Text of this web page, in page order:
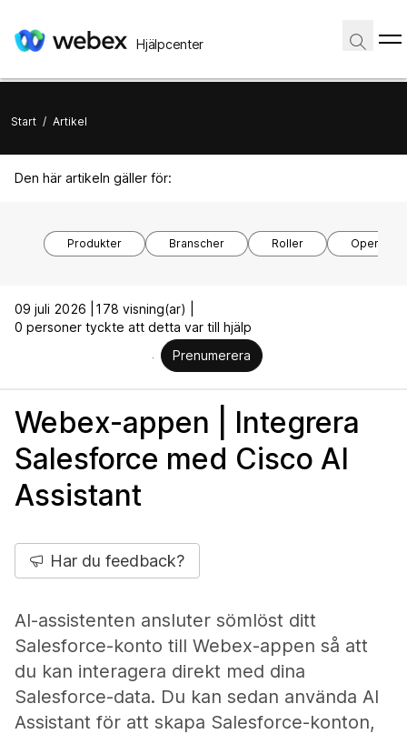
Hjälpcenter
Start / Artikel
Den här artikeln gäller för:
Produkter Branscher Roller
09 juli 2026 |
178 visning(ar) |
0 personer tyckte att detta var till hjälp
Prenumerera
Webex-appen | Integrera
Salesforce med Cisco AI
Assistant
Har du feedback?
AI-assistenten ansluter sömlöst ditt
Salesforce-konto till Webex-appen så att
du kan interagera direkt med dina
Salesforce-data. Du kan sedan använda AI
Assistant för att skapa Salesforce-konton,